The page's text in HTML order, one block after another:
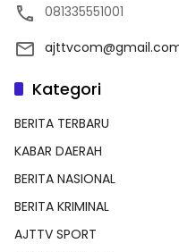
081335551001
Kategori
BERITA TERBARU
KABAR DAERAH
BERITA NASIONAL
BERITA KRIMINAL
AJTTV SPORT